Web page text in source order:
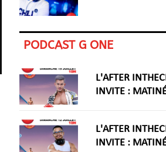
PODCAST G ONE
L'AFTER
INVITE :
L'AFTER
INVITE :